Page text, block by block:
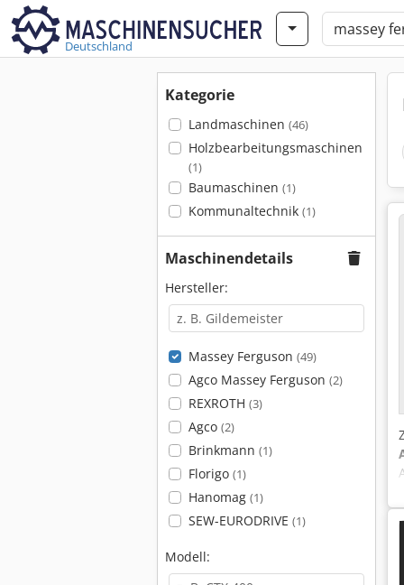
Deutschland
Kategorie
Landmaschinen (46)
Holzbearbeitungsmaschinen
(1)
Baumaschinen (1)
Kommunaltechnik (1)
Maschinendetails
Hersteller:
Massey Ferguson (49)
Agco Massey Ferguson (2)
REXROTH (3)
Agco (2)
Brinkmann (1)
Florigo (1)
Hanomag (1)
SEW-EURODRIVE (1)
Modell: